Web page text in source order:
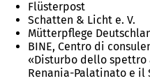
Flüsterpost
Schatten & Licht e. V.
Mütterpflege
BINE, Centro di
«Disturbo dello spettro
Renania-Palatinato e il